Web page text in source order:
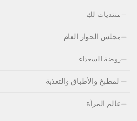
منتديات لكِ
مجلس الحوار العام
روضة السعداء
المطبخ والأطباق والتغذية
عالم المرأة